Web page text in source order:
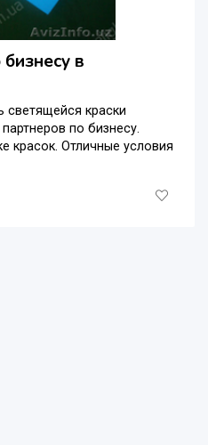
в
светящейся краски
по бизнесу.
красок. Отличные условия